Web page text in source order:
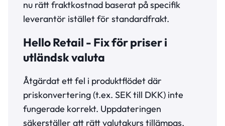
nu rätt fraktkostnad baserat på specifik
leverantör istället för standardfrakt.
Hello Retail - Fix för priser i
utländsk valuta
Åtgärdat ett fel i produktflödet där
priskonvertering (t.ex. SEK till DKK) inte
fungerade korrekt. Uppdateringen
säkerställer att rätt valutakurs tillämpas,